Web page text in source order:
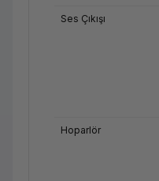
Ses Çıkışı
Hoparlör